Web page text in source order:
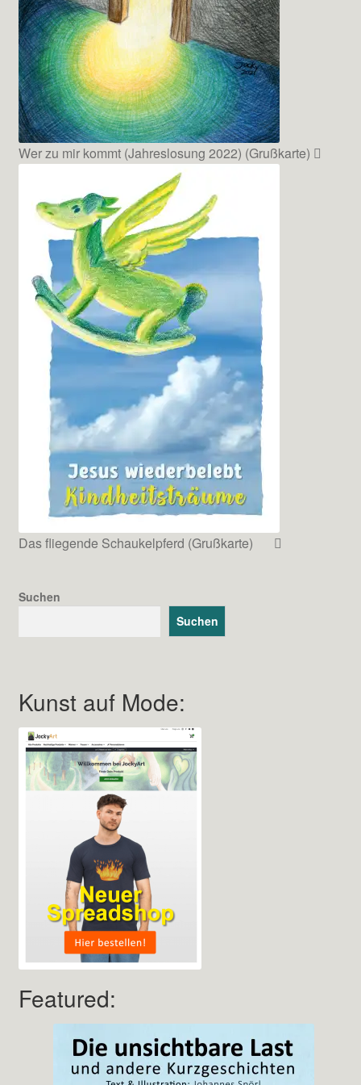
Wer zu mir kommt (Jahreslosung 2022) (Grußkarte)
Das fliegende Schaukelpferd (Grußkarte)
Suchen
Suchen
Kunst auf Mode:
Featured: